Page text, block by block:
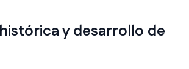
y desarrollo de